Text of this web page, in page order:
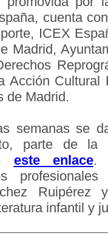
cuenta
ICEX
Madrid,
Acción Cultural
de Madrid.
semanas se
parte de la
este enlace.
infantil y